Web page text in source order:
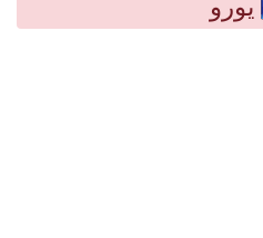
يورو